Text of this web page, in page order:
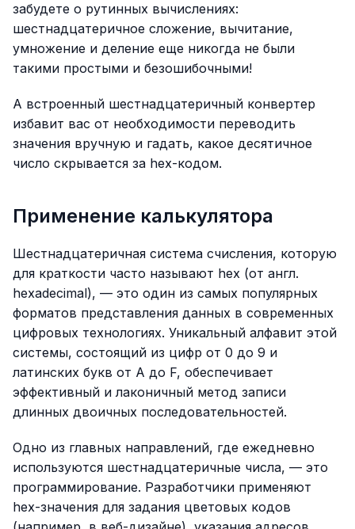
забудете о рутинных вычислениях:
шестнадцатеричное сложение, вычитание,
умножение и деление еще никогда не были
такими простыми и безошибочными!
А встроенный шестнадцатеричный конвертер
избавит вас от необходимости переводить
значения вручную и гадать, какое десятичное
число скрывается за hex-кодом.
Применение калькулятора
Шестнадцатеричная система счисления, которую
для краткости часто называют hex (от англ.
hexadecimal), — это один из самых популярных
форматов представления данных в современных
цифровых технологиях. Уникальный алфавит этой
системы, состоящий из цифр от 0 до 9 и
латинских букв от A до F, обеспечивает
эффективный и лаконичный метод записи
длинных двоичных последовательностей.
Одно из главных направлений, где ежедневно
используются шестнадцатеричные числа, — это
программирование. Разработчики применяют
hex-значения для задания цветовых кодов